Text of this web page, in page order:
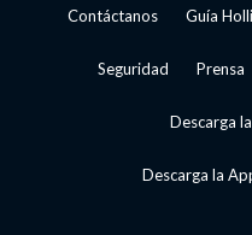
Contáctanos Guía
Seguridad Prensa
Descarga
Descarga la